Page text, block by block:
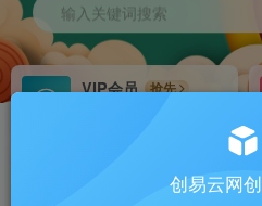
输入关键词搜索
VIP会员
抢先
会员专属推广链接创易云网